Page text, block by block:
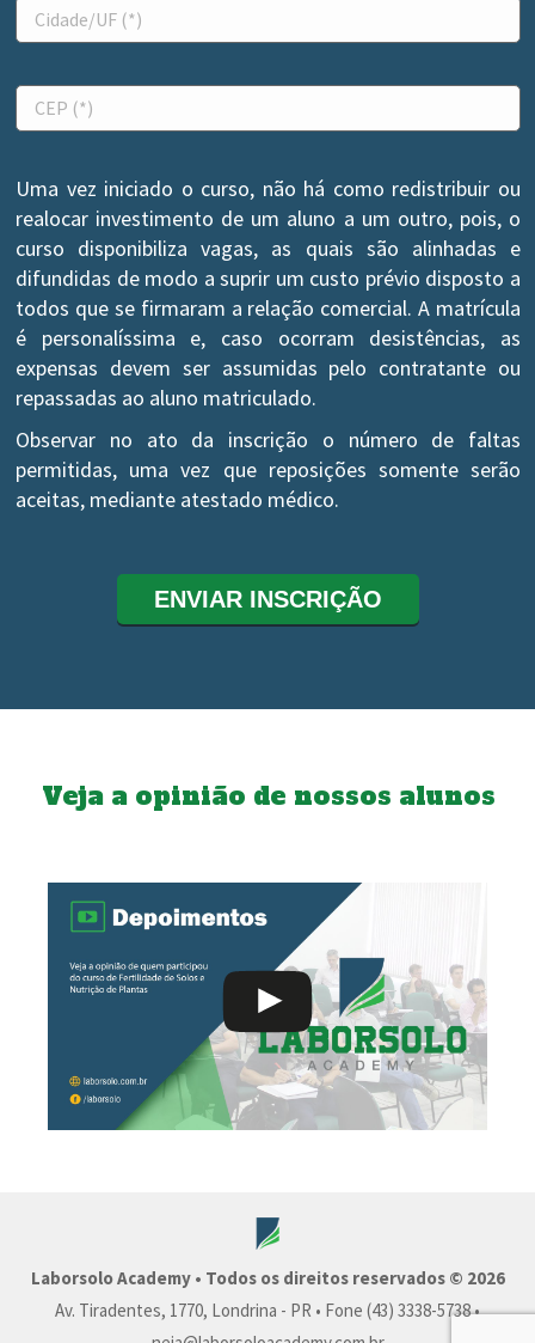
Uma vez iniciado o curso, não há como redistribuir ou
realocar investimento de um aluno a um outro, pois, o
curso disponibiliza vagas, as quais são alinhadas e
difundidas de modo a suprir um custo prévio disposto a
todos que se firmaram a relação comercial. A matrícula
é personalíssima e, caso ocorram desistências, as
expensas devem ser assumidas pelo contratante ou
repassadas ao aluno matriculado.
Observar no ato da inscrição o número de faltas
permitidas, uma vez que reposições somente serão
aceitas, mediante atestado médico.
Veja a opinião de nossos alunos
Laborsolo Academy • Todos os direitos reservados © 2026
Av. Tiradentes, 1770, Londrina - PR • Fone (43) 3338-5738 •